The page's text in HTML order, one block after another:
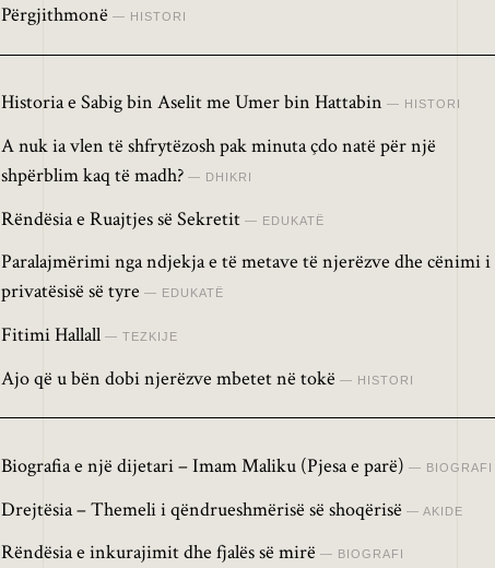
Përgjithmonë
HISTORI
Historia e Sabig bin Aselit me Umer bin Hattabin HISTORI
A nuk ia vlen të shfrytëzosh pak minuta çdo natë për një
shpërblim kaq të madh?
DHIKRI
Rëndësia e Ruajtjes së Sekretit EDUKATË
Paralajmërimi nga ndjekja e të metave të njerëzve dhe cënimi i
privatësisë së tyre
EDUKATË
Fitimi Hallall TEZKIJE
Ajo që u bën dobi njerëzve mbetet në tokë HISTORI
Biografia e një dijetari – Imam Maliku (Pjesa e parë) BIOGRAFI
Drejtësia – Themeli i qëndrueshmërisë së shoqërisë AKIDE
Rëndësia e inkurajimit dhe fjalës së mirë BIOGRAFI